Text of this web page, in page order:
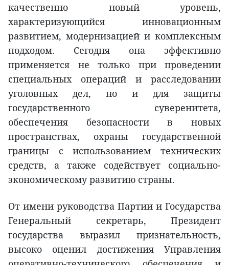
качественно новый уровень,
характеризующийся инновационным
развитием, модернизацией и комплексным
подходом. Сегодня она эффективно
применяется не только при проведении
специальных операций и расследовании
уголовных дел, но и для защиты
государственного суверенитета,
обеспечения безопасности в новых
пространствах, охраны государственной
границы с использованием технических
средств, а также содействует социально-
экономическому развитию страны.
От имени руководства Партии и Государства
Генеральный секретарь, Президент
государства выразил признательность,
высоко оценил достижения Управления